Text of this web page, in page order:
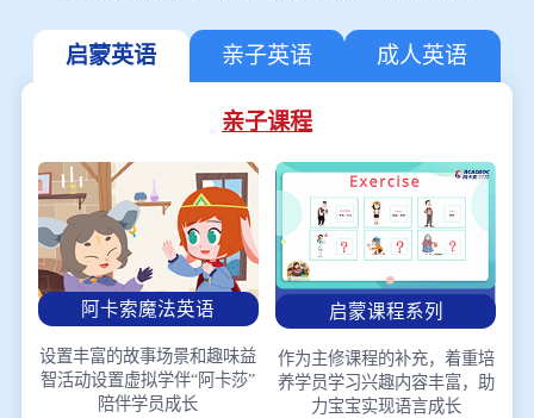
启蒙英语 亲子英语 成人英语
亲子课程
阿卡索魔法英语
设置丰富的故事场景和趣味益
智活动设置虚拟学伴“阿卡莎”
陪伴学员成长
启蒙课程系列
作为主修课程的补充，着重培
养学员学习兴趣内容丰富，助
力宝宝实现语言成长